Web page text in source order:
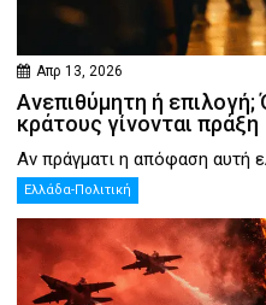
Απρ 13, 2026
Ανεπιθύμητη ή επιλογή;
κράτους γίνονται πράξη
Αν πράγματι η απόφαση αυτή
Ελλάδα-Πολιτική